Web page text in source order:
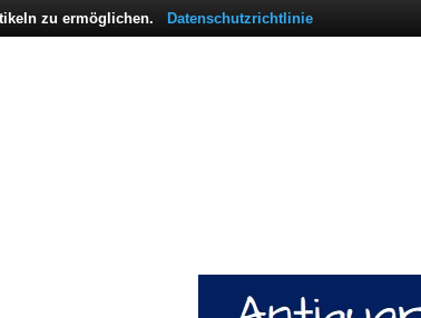
zu ermöglichen. Datenschutzrichtlinie